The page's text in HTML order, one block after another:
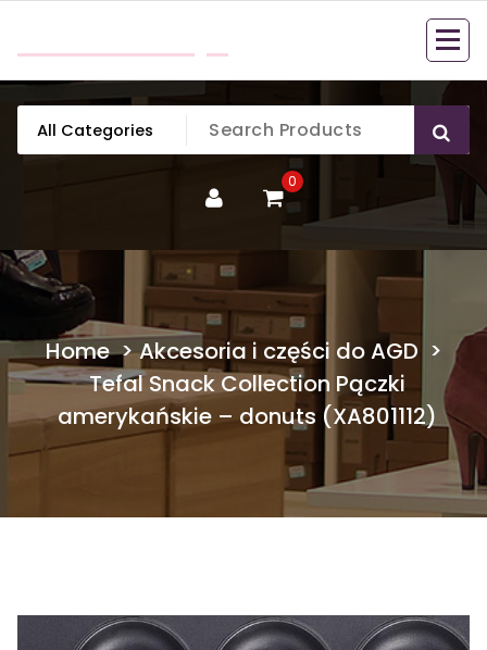
content
0
Home>Akcesoria i części do AGD >
Tefal Snack Collection Pączki
amerykańskie – donuts (XA801112)